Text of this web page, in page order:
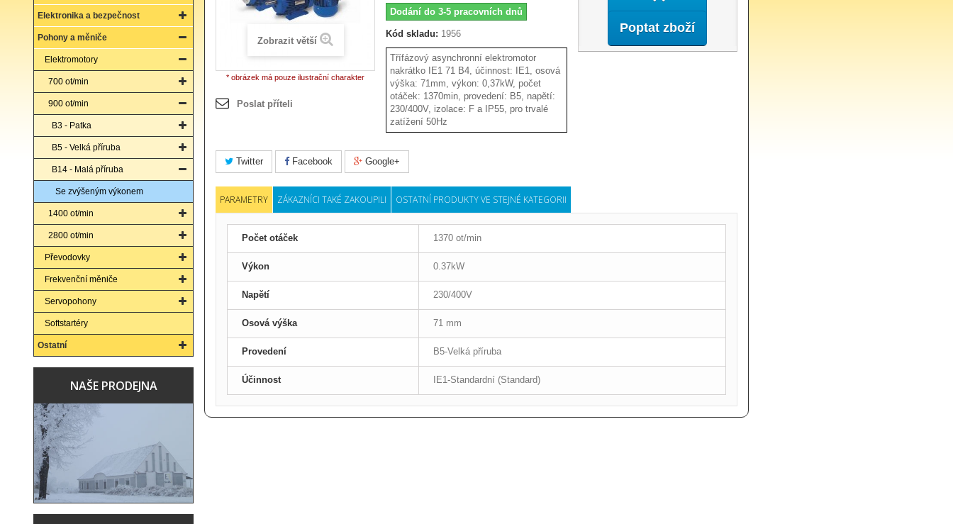
Elektronika a bezpečnost
Pohony a měniče
Elektromotory
700 ot/min
900 ot/min
B3 - Patka
B5 - Velká příruba
B14 - Malá příruba
Se zvýšeným výkonem
1400 ot/min
2800 ot/min
Převodovky
Frekvenční měniče
Servopohony
Softstartéry
Ostatní
NAŠE PRODEJNA
Zobrazit větší
* obrázek má pouze ilustrační charakter
Poslat příteli
Dodání do 3-5 pracovních dnů
Kód skladu: 1956
Třífázový asynchronní elektromotor
nakrátko IE1 71 B4, účinnost: IE1, osová
výška: 71mm, výkon: 0,37kW, počet
otáček: 1370min, provedení: B5, napětí:
230/400V, izolace: F a IP55, pro trvalé
zatížení 50Hz
Poptat zboží
Twitter Facebook Google+
PARAMETRY ZÁKAZNÍCI TAKÉ ZAKOUPILI OSTATNÍ PRODUKTY VE STEJNÉ KATEGORII
Počet otáček 1370 ot/min
Výkon 0.37kW
Napětí 230/400V
Osová výška 71 mm
Provedení B5-Velká příruba
Účinnost IE1-Standardní (Standard)